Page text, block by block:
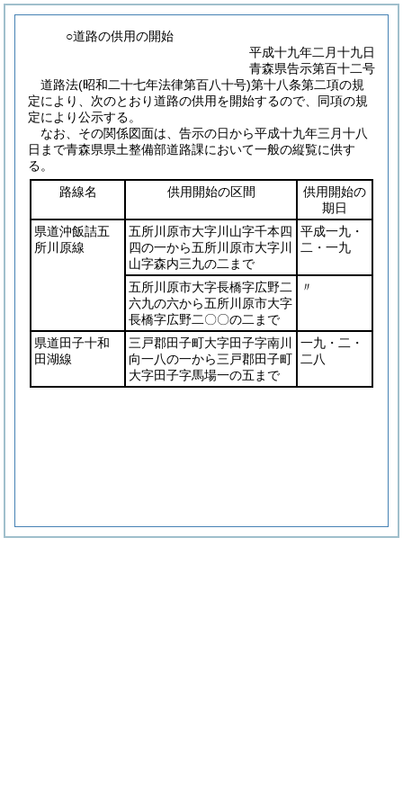
○道路の供用の開始
平成十九年二月十九日
青森県告示第百十二号
道路法(昭和二十七年法律第百八十号)第十八条第二項の規
定により、次のとおり道路の供用を開始するので、同項の規
定により公示する。
なお、その関係図面は、告示の日から平成十九年三月十八
日まで青森県県土整備部道路課において一般の縦覧に供す
る。
路線名
供用開始の区間
供用開始の
期日
県道沖飯詰五
所川原線
五所川原市大字川山字千本四
四の一から五所川原市大字川
山字森内三九の二まで
平成一九・
二・一九
五所川原市大字長橋字広野二
六九の六から五所川原市大字
長橋字広野二〇〇の二まで
〃
県道田子十和
田湖線
三戸郡田子町大字田子字南川
向一八の一から三戸郡田子町
大字田子字馬場一の五まで
一九・二・
二八